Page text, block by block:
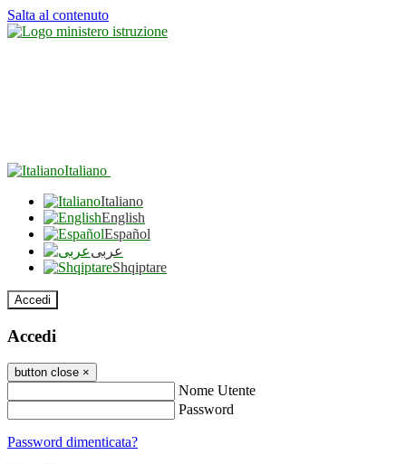
Salta al contenuto
Italiano
Italiano
English
Español
عربى
Shqiptare
Accedi
Accedi
button close ×
Nome Utente
Password
Password dimenticata?